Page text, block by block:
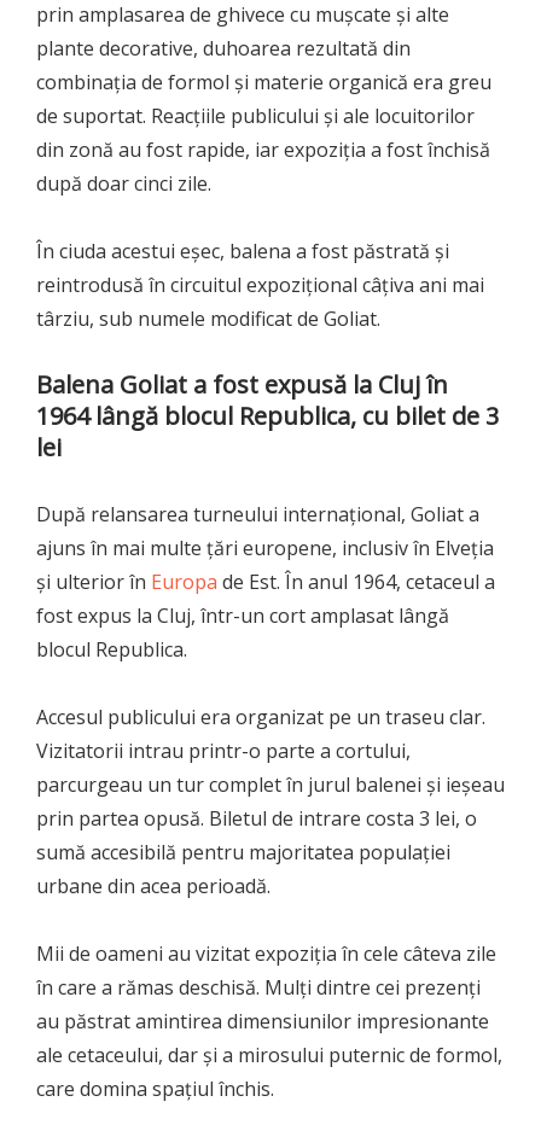
prin amplasarea de ghivece cu mușcate și alte
plante decorative, duhoarea rezultată din
combinația de formol și materie organică era greu
de suportat. Reacțiile publicului și ale locuitorilor
din zonă au fost rapide, iar expoziția a fost închisă
după doar cinci zile.
În ciuda acestui eșec, balena a fost păstrată și
reintrodusă în circuitul expozițional câțiva ani mai
târziu, sub numele modificat de Goliat.
Balena Goliat a fost expusă la Cluj în
1964 lângă blocul Republica, cu bilet de 3
lei
După relansarea turneului internațional, Goliat a
ajuns în mai multe țări europene, inclusiv în Elveția
și ulterior în Europa de Est. În anul 1964, cetaceul a
fost expus la Cluj, într-un cort amplasat lângă
blocul Republica.
Accesul publicului era organizat pe un traseu clar.
Vizitatorii intrau printr-o parte a cortului,
parcurgeau un tur complet în jurul balenei și ieșeau
prin partea opusă. Biletul de intrare costa 3 lei, o
sumă accesibilă pentru majoritatea populației
urbane din acea perioadă.
Mii de oameni au vizitat expoziția în cele câteva zile
în care a rămas deschisă. Mulți dintre cei prezenți
au păstrat amintirea dimensiunilor impresionante
ale cetaceului, dar și a mirosului puternic de formol,
care domina spațiul închis.